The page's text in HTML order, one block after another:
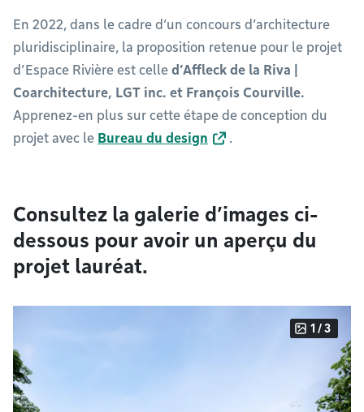
En 2022, dans le cadre d’un concours d’architecture
pluridisciplinaire, la proposition retenue pour le projet
d’Espace Rivière est celle d’Affleck de la Riva |
Coarchitecture, LGT inc. et François Courville.
Apprenez-en plus sur cette étape de conception du
projet avec le Bureau du design .
Consultez la galerie d’images ci-
dessous pour avoir un aperçu du
projet lauréat.
1 / 3